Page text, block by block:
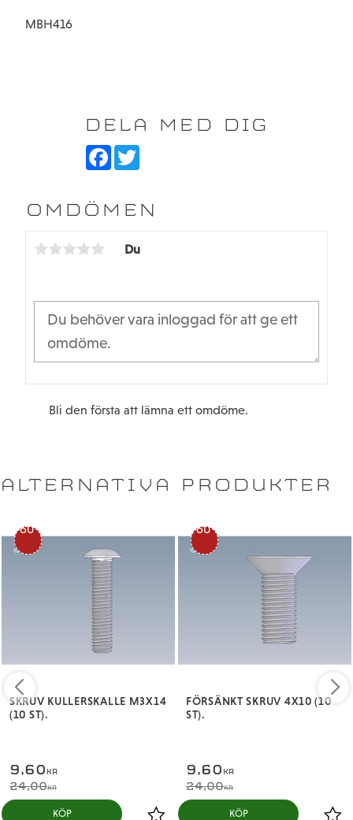
MBH416
DELA MED DIG
F
b
o
T
t
e
OMDÖMEN
Du
Bli den första att lämna ett omdöme.
ALTERNATIVA PRODUKTER
SKRUV KULLERSKALLE M3X14
(10 ST).
9,60 KR
24,00KR
60
%
KÖP
FÖRSÄNKT SKRUV 4X10 (10
ST).
9,60 KR
24,00KR
60
%
KÖP